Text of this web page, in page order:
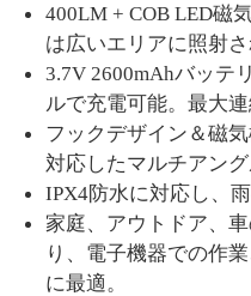
400LM + COB LED磁
は広いエリアに照射
3.7V 2600mAhバッテ
ルで充電可能。最大連
フックデザイン＆磁
対応したマルチアング
IPX4防水に対応し、
家庭、アウトドア、
り、電子機器での作
に最適。